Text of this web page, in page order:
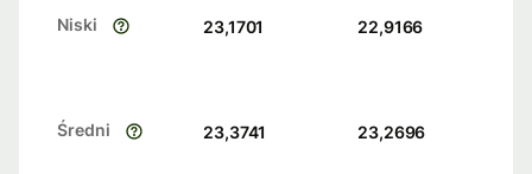
Niski 23,1701 22,9166
Średni 23,3741 23,2696